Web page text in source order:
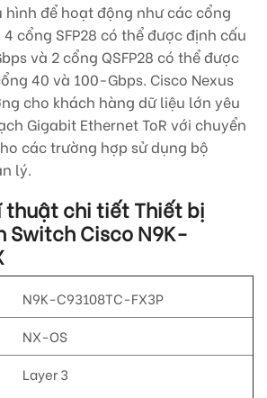
để hoạt động như các cổng
4 cổng SFP28 có thể được định cấu
và 2 cổng QSFP28 có thể được
40 và 100-Gbps. Cisco Nexus
cho khách hàng dữ liệu lớn yêu
Gigabit Ethernet ToR với chuyển
các trường hợp sử dụng bộ
lý.
thuật chi tiết Thiết bị
Switch CiscoN9K-
N9K-C93108TC-FX3P
NX-OS
Layer 3